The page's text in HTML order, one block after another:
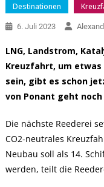
Destinationen
6. Juli 2023
LNG, Landstrom,
Kreuzfahrt, um
sein, gibt es schon
von Ponant geht
Die nächste Reederei
CO2-neutrales
Neubau soll als 14.
werden, teilt die